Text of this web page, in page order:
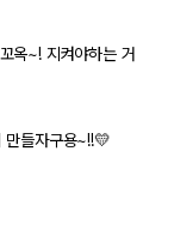
옥~! 지켜야하는 거
만들자구용~!!💛